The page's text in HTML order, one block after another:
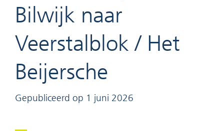
Bilwijk naar
Veerstalblok / Het
Beijersche
Gepubliceerd op 1 juni 2026